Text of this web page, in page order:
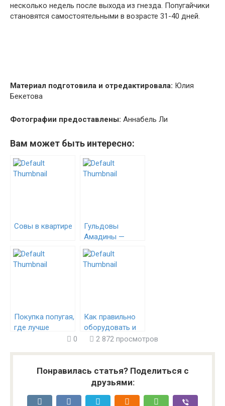
несколько недель после выхода из гнезда. Попугайчики
становятся самостоятельными в возрасте 31-40 дней.
Материал подготовила и отредактировала: Юлия
Бекетова
Фотографии предоставлены: Аннабель Ли
Вам может быть интересно:
Совы в квартире
Гульдовы
Амадины —
живые
самоцветы в
Вашем доме!
Покупка попугая,
где лучше
Как правильно
оборудовать и
разместить
попугая.
0 2 872 просмотров
Понравилась статья? Поделиться с
друзьями: